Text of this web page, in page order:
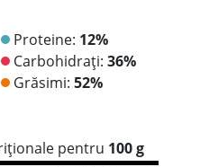
Proteine: 12%
Carbohidrați: 36%
Grăsimi: 52%
pentru 100 g